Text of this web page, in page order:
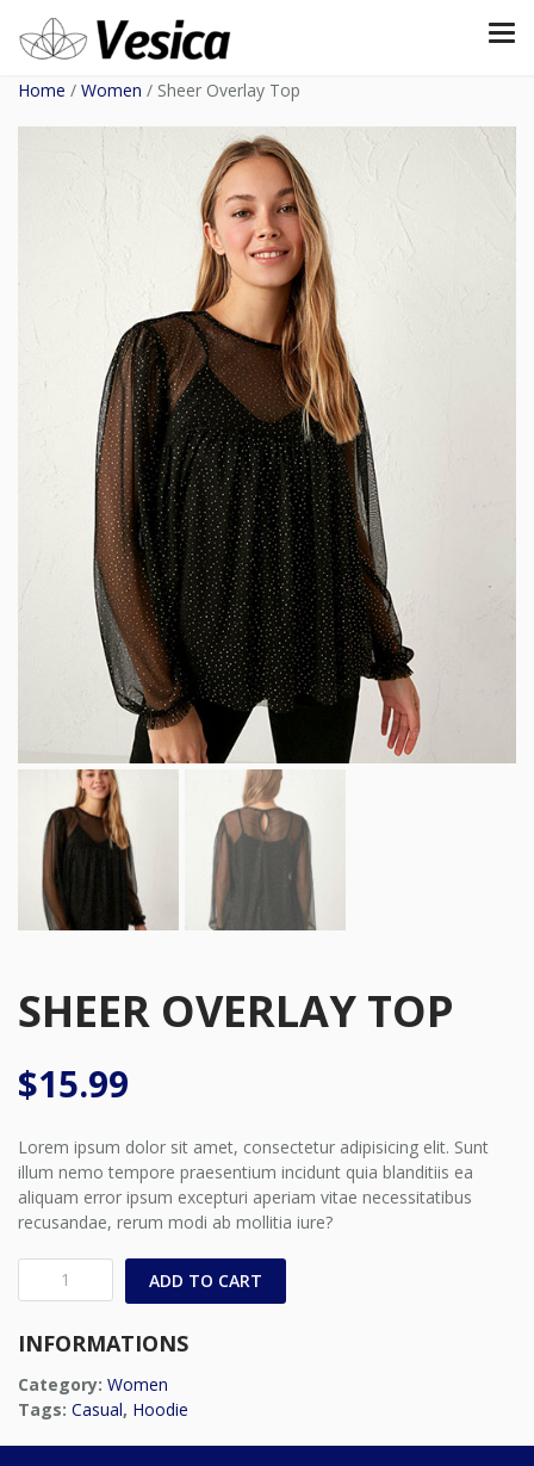
Home / Women / Sheer Overlay Top
SHEER OVERLAY TOP
$15.99
Lorem ipsum dolor sit amet, consectetur adipisicing elit. Sunt
illum nemo tempore praesentium incidunt quia blanditiis ea
aliquam error ipsum excepturi aperiam vitae necessitatibus
recusandae, rerum modi ab mollitia iure?
Sheer
Overlay
quantity
ADD TO CART
INFORMATIONS
Category: Women
Tags: Casual, Hoodie